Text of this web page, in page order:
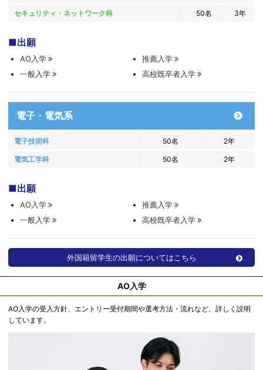
セキュリティ・ ネットワーク科 50名 3年
出願
AO入学
推薦入学
一般入学
高校既卒者入学
電子・電気系
電子技術科 50名 2年
電気工学科 50名 2年
出願
AO入学
推薦入学
一般入学
高校既卒者入学
外国籍留学生の出願についてはこちら
AO入学
AO入学の受入方針、エントリー受付期間や選考方法・流れなど、詳しく説明
しています。